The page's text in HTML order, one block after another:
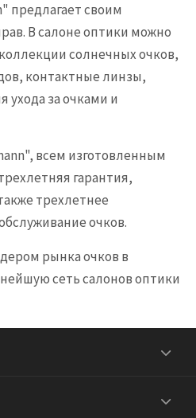
предлагает cвоим
В салоне оптики можно
солнечных очков,
контактные линзы,
ухода за очками и
всем изготовленным
гарантия,
трехлетнее
очков.
рынка очков в
сеть салонов оптики